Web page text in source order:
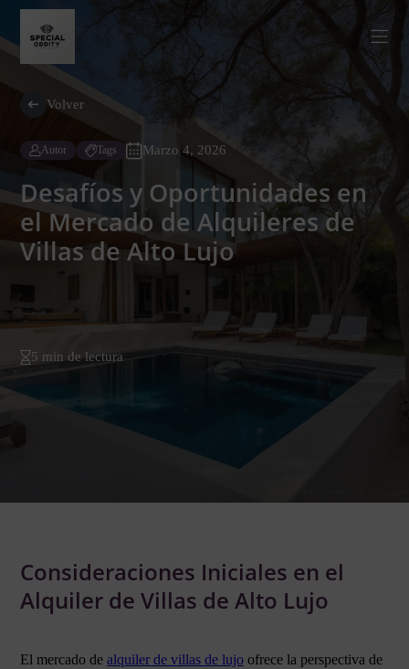
Volver
Autor Tags Marzo 4, 2026
Desafíos y Oportunidades en
el Mercado de Alquileres de
Villas de Alto Lujo
5 min de lectura
Consideraciones Iniciales en el
Alquiler de Villas de Alto Lujo
El mercado de alquiler de villas de lujo ofrece la perspectiva de